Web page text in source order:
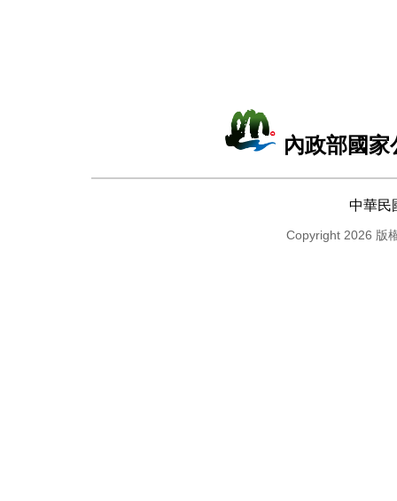
內政部國
中華民
Copyright 2026 版